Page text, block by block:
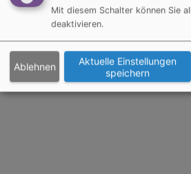
© 2018-2026 Alfons W. Gentner
Mit diesem Schalter können Sie
deaktivieren.
Ablehnen
Aktuelle Einstellungen
speichern